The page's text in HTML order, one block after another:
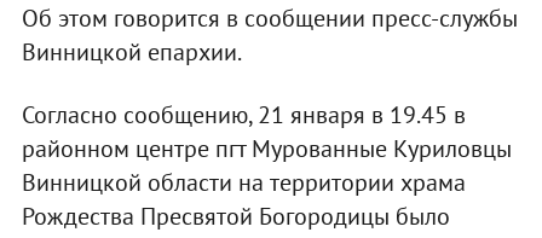
Об этом говорится в сообщении пресс-службы
Винницкой епархии.
Согласно сообщению, 21 января в 19.45 в
районном центре пгт Мурованные Куриловцы
Винницкой области на территории храма
Рождества Пресвятой Богородицы было